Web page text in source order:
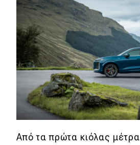
Από τα πρώτα κιόλας μέτρα